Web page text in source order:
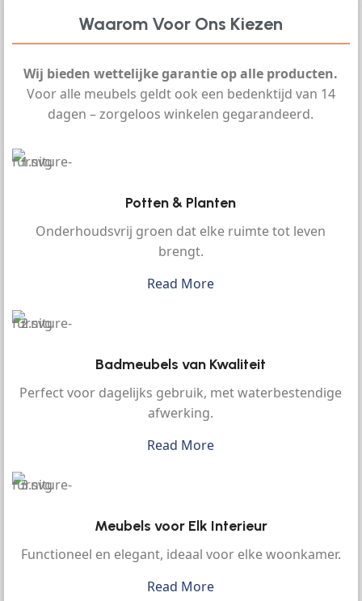
Waarom Voor Ons Kiezen
Wij bieden wettelijke garantie op alle producten.
Voor alle meubels geldt ook een bedenktijd van 14
dagen – zorgeloos winkelen gegarandeerd.
Potten & Planten
Onderhoudsvrij groen dat elke ruimte tot leven
brengt.
Read More
Badmeubels van Kwaliteit
Perfect voor dagelijks gebruik, met waterbestendige
afwerking.
Read More
Meubels voor Elk Interieur
Functioneel en elegant, ideaal voor elke woonkamer.
Read More